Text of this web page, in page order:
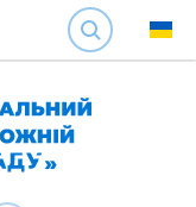
SEARCH